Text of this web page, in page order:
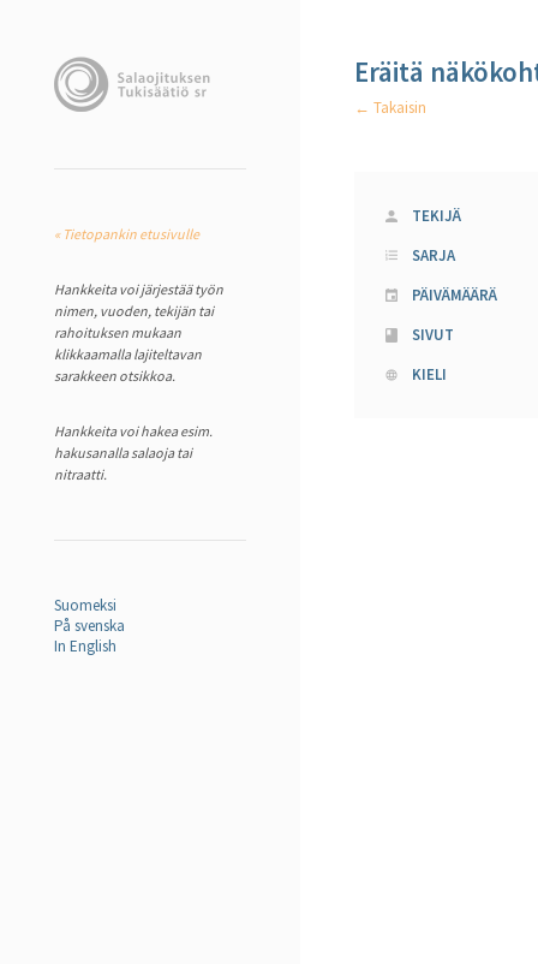
« Tietopankin etusivulle
Hankkeita voi järjestää työn
nimen, vuoden, tekijän tai
rahoituksen mukaan
klikkaamalla lajiteltavan
sarakkeen otsikkoa.
Hankkeita voi hakea esim.
hakusanalla salaoja tai
nitraatti.
Suomeksi
På svenska
In English
Eräitä
← Takaisin
TEKIJÄ
SARJA
PÄIVÄMÄÄRÄ
SIVUT
KIELI